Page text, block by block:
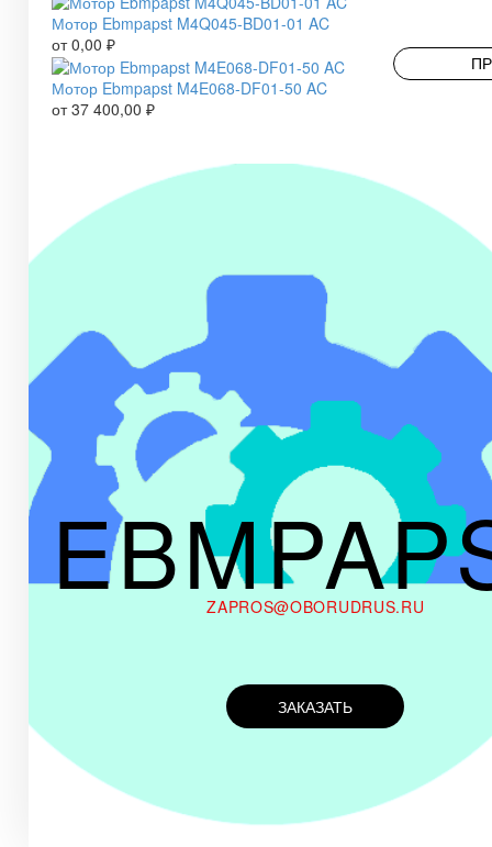
Мотор Ebmpapst M4Q045-BD01-01 AC
от0,00 ₽
Мотор Ebmpapst M4E068-DF01-50 AC
от37 400,00 ₽
ZAPROS@OBORUDRUS.RU
ЗАКАЗАТЬ